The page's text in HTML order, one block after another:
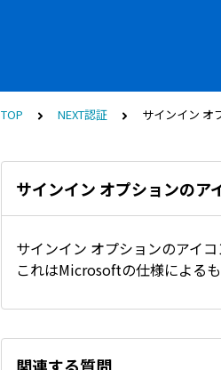
TOP NEXT認証 サインイン オ
サインイン オプションのア
サインイン オプションのアイ
これはMicrosoftの仕様によるも